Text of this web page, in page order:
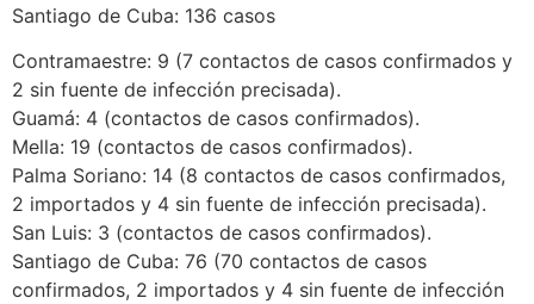
Santiago de Cuba: 136 casos
Contramaestre: 9 (7 contactos de casos confirmados y
2 sin fuente de infección precisada).
Guamá: 4 (contactos de casos confirmados).
Mella: 19 (contactos de casos confirmados).
Palma Soriano: 14 (8 contactos de casos confirmados,
2 importados y 4 sin fuente de infección precisada).
San Luis: 3 (contactos de casos confirmados).
Santiago de Cuba: 76 (70 contactos de casos
confirmados, 2 importados y 4 sin fuente de infección